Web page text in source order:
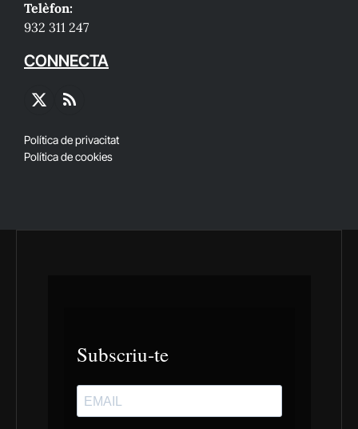
Telèfon:
932 311 247
CONNECTA
X
RSS
Política de privacitat
Política de cookies